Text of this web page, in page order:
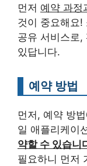
먼저 예약 과정
것이 중요해요!
공유 서비스로,
있답니다.
예약 방법
먼저, 예약 방
일 애플리케이
약할 수 있습니
필요하니 먼저